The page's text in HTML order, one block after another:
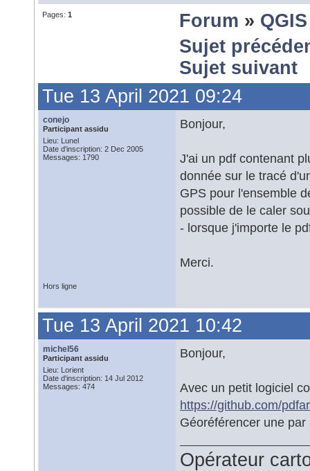
Pages: 1 Forum » QGIS
Sujet
Sujet suivant
Tue 13 April 2021 09:24
conejo
Participant assidu
Lieu: Lunel
Date d'inscription: 2 Dec 2005
Messages: 1790
Bonjour,
J'ai un pdf contenant
donnée sur le tracé
GPS pour l'ensemble
possible de le caler
- lorsque j'importe le
Merci.
Hors ligne
Tue 13 April 2021 10:42
michel56
Participant assidu
Lieu: Lorient
Date d'inscription: 14 Jul 2012
Messages: 474
Bonjour,
Avec un petit logiciel
https://github.com/
Géoréférencer une
Opérateur